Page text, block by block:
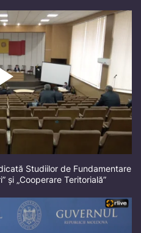
Studiilor de Fundamentare
și „Cooperare Teritorială”